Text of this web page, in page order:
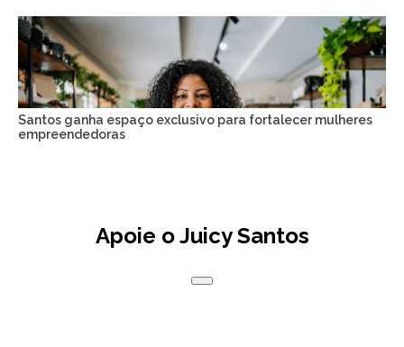
Santos ganha espaço exclusivo para fortalecer mulheres
empreendedoras
Apoie o Juicy Santos